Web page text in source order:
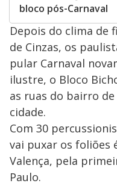
bloco pós-Carnaval
Depois do clima de
de Cinzas, os
pular Carnaval
ilustre, o Bloco
as ruas do bairro
cidade.
Com 30
vai puxar os foliões
Valença, pela
Paulo.